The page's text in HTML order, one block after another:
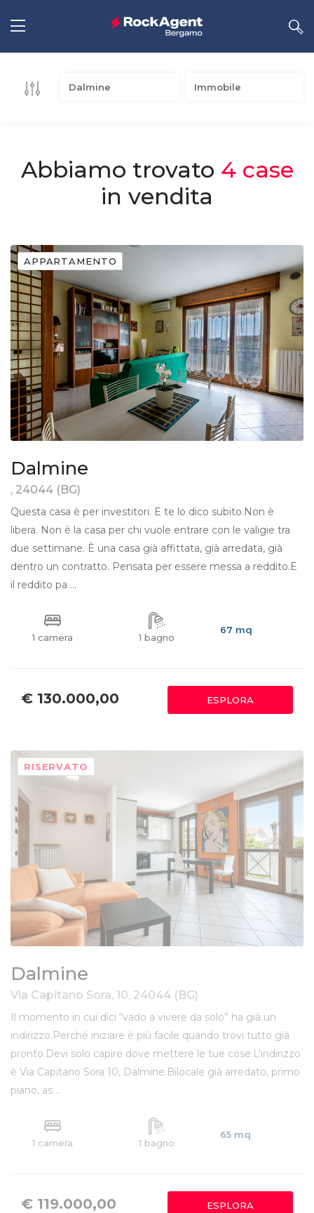
Comune Immobile
Abbiamo trovato 4 case
in vendita
APPARTAMENTO
Dalmine
, 24044 (BG)
Questa casa è per investitori. E te lo dico subito.Non è
libera. Non è la casa per chi vuole entrare con le valigie tra
due settimane. È una casa già affittata, già arredata, già
dentro un contratto. Pensata per essere messa a reddito.E
il reddito pa ...
1 camera 1 bagno
67 mq
€ 130.000,00 ESPLORA
RISERVATO
Dalmine
Via Capitano Sora, 10, 24044 (BG)
Il momento in cui dici “vado a vivere da solo” ha già un
indirizzo.Perché iniziare è più facile quando trovi tutto già
pronto.Devi solo capire dove mettere le tue cose.L’indirizzo
è Via Capitano Sora 10, Dalmine.Bilocale già arredato, primo
piano, as ...
1 camera 1 bagno
65 mq
€ 119.000,00 ESPLORA